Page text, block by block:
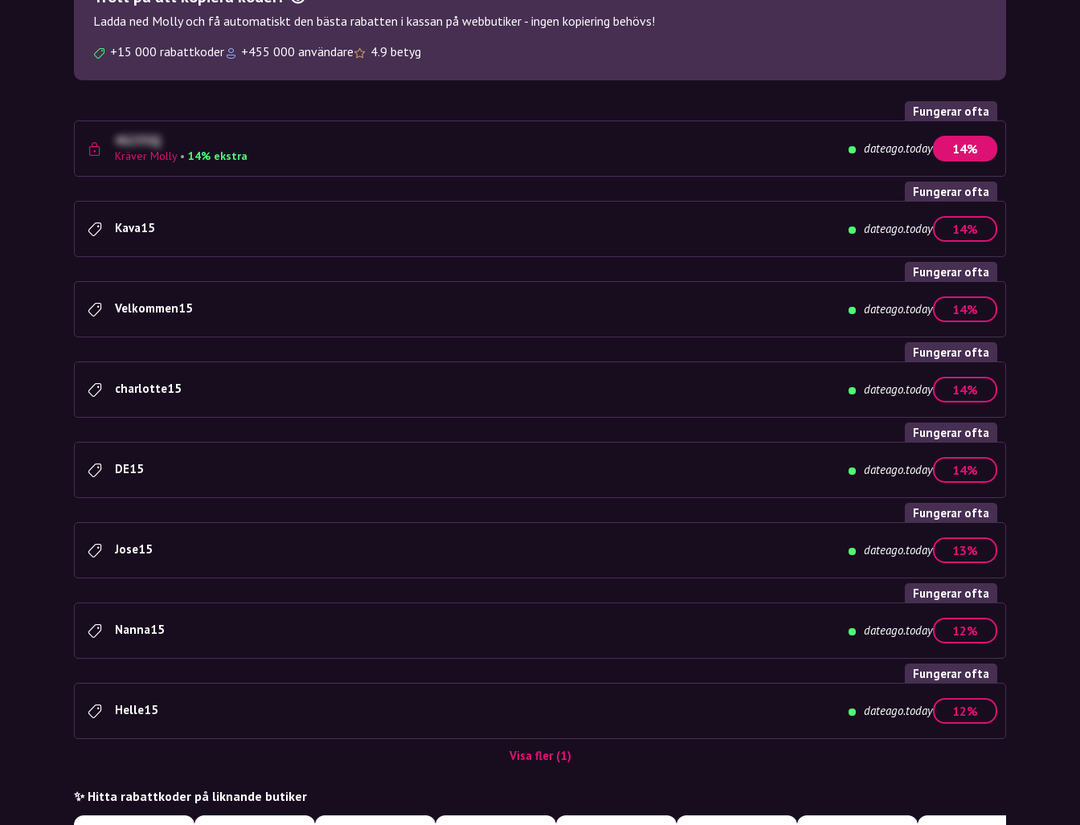
Ladda ned Molly och få automatiskt den bästa rabatten i kassan på webbutiker - ingen kopiering behövs!
+15 000 rabattkoder
+455 000 användare 4.9 betyg
Fungerar ofta
4G23SQ
Kräver Molly • 14% ekstra dateago.today 14%
Fungerar ofta
Kava15 dateago.today 14%
Fungerar ofta
Velkommen15 dateago.today 14%
Fungerar ofta
charlotte15 dateago.today 14%
Fungerar ofta
DE15 dateago.today 14%
Fungerar ofta
Jose15 dateago.today 13%
Fungerar ofta
Nanna15 dateago.today 12%
Fungerar ofta
Helle15 dateago.today 12%
Visa fler (1)
✨ Hitta rabattkoder på liknande butiker